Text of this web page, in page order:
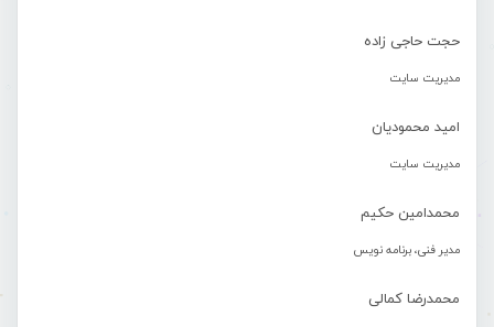
حجت حاجی زاده
مدیریت سایت
امید محمودیان
مدیریت سایت
محمدامین حکیم
مدیر فنی، برنامه نویس
محمدرضا کمالی